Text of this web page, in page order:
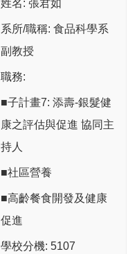
姓名: 張君如
系所/職稱: 食品科學系
副教授
職務:
■子計畫7: 添壽-銀髮健
康之評估與促進 協同主
持人
■社區營養
■高齡餐食開發及健康
促進
學校分機: 5107